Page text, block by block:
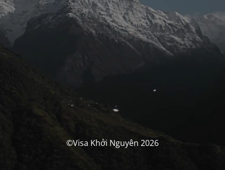
©Visa Khởi Nguyên 2026